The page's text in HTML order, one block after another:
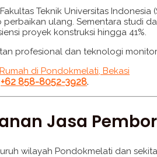
Teknik Universitas
perbaikan ulang. Sementara studi
proyek konstruksi hingga 41%.
profesional dan teknologi
di Pondokmelati, Bekasi
+62 858-8052-3928.
Jasa
wilayah Pondokmelati dan